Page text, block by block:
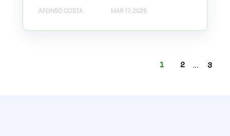
AFONSO COSTA MAR 17, 2025
1 2 ... 3